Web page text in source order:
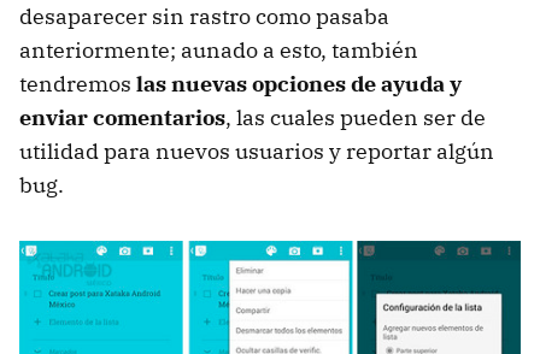
desaparecer sin rastro como pasaba
anteriormente; aunado a esto, también
tendremos las nuevas opciones de ayuda y
enviar comentarios, las cuales pueden ser de
utilidad para nuevos usuarios y reportar algún
bug.